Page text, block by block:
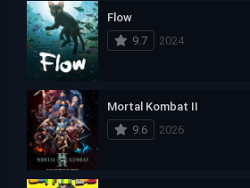
Flow
9.7
2024
Mortal Kombat II
9.6
2026